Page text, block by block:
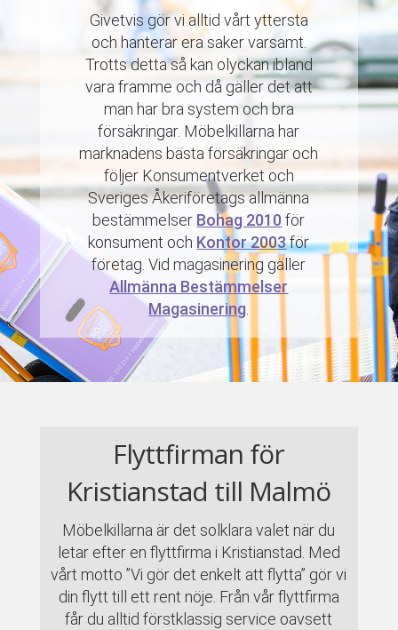
Givetvis gör vi alltid vårt yttersta
och hanterar era saker varsamt.
Trotts detta så kan olyckan ibland
vara framme och då gäller det att
man har bra system och bra
försäkringar. Möbelkillarna har
marknadens bästa försäkringar och
följer Konsumentverket och
Sveriges Åkeriföretags allmänna
bestämmelser Bohag 2010 för
konsument och Kontor 2003för
företag. Vid magasinering gäller
Allmänna Bestämmelser
Magasinering
Flyttfirman för
Kristianstad till Malmö
Möbelkillarna är det solklara valet när du
letar efter en flyttfirma i Kristianstad. Med
vårt motto ”Vi gör det enkelt att flytta” gör vi
din flytt till ett rent nöje. Från vår flyttfirma
får du alltid förstklassig service oavsett